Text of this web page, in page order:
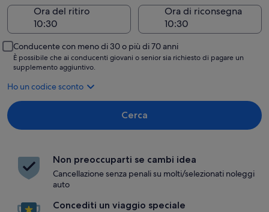
Ora del ritiro
Ora di riconsegna
Conducente con meno di 30 o più di 70 anni
È possibile che ai conducenti giovani o senior sia richiesto di pagare un
supplemento aggiuntivo.
Ho un codice sconto
Cerca
Non preoccuparti se cambi idea
Cancellazione senza penali su molti/selezionati noleggi
auto
Concediti un viaggio speciale